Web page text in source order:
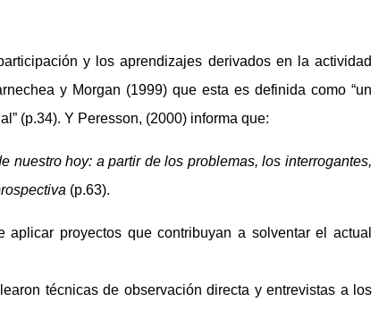
y los aprendizajes derivados en la actividad
y Morgan (1999) que esta es definida como “un
(p.34). Y Peresson, (2000) informa que:
nuestro hoy: a partir de los problemas, los interrogantes,
(p.63).
proyectos que contribuyan a solventar el actual
técnicas de observación directa y entrevistas a los